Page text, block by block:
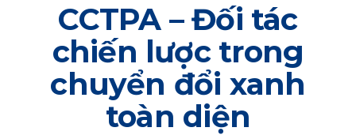
CCTPA – Đối tác
chiến lược trong
chuyển đổi xanh
toàn diện